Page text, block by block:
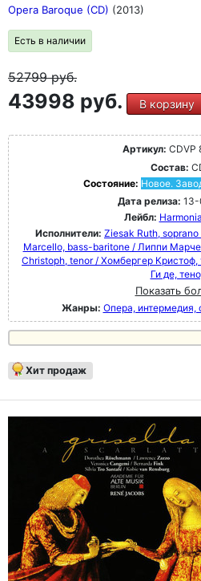
Opera Baroque (CD) (2013)
Есть в наличии
52799руб.
43998 руб. В корзину
Артикул: CDVP
Состав:
Состояние: Новое.
Дата релиза: 13-
Лейбл:
Исполнители: Ziesak Ruth,
Marcello, bass-baritone / Липпи
Christoph, tenor / Хомбергер Кристоф,
Ги де,
Показать
Жанры: Опера, интермедия,
Хит продаж